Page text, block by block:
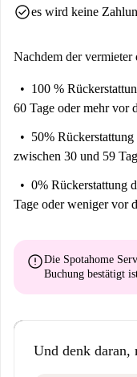
check_circlees wird keine
Nachdem der vermieter
100 %
60 Tage oder mehr vor
50%
zwischen 30 und 59
0% Rückerstattung
Tage oder weniger vor
errorDie Spotahome
Buchung bestätigt
Und denk daran,